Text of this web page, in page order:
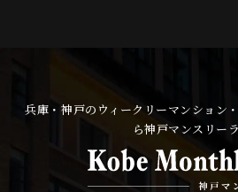
兵庫・神戸のウィークリーマンション
ら神戸マンスリー